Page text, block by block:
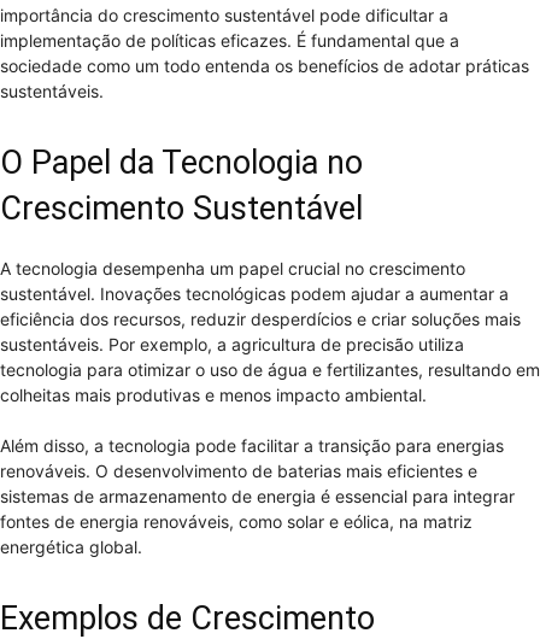
importância do crescimento sustentável pode dificultar a
implementação de políticas eficazes. É fundamental que a
sociedade como um todo entenda os benefícios de adotar práticas
sustentáveis.
O Papel da Tecnologia no
Crescimento Sustentável
A tecnologia desempenha um papel crucial no crescimento
sustentável. Inovações tecnológicas podem ajudar a aumentar a
eficiência dos recursos, reduzir desperdícios e criar soluções mais
sustentáveis. Por exemplo, a agricultura de precisão utiliza
tecnologia para otimizar o uso de água e fertilizantes, resultando em
colheitas mais produtivas e menos impacto ambiental.
Além disso, a tecnologia pode facilitar a transição para energias
renováveis. O desenvolvimento de baterias mais eficientes e
sistemas de armazenamento de energia é essencial para integrar
fontes de energia renováveis, como solar e eólica, na matriz
energética global.
Exemplos de Crescimento